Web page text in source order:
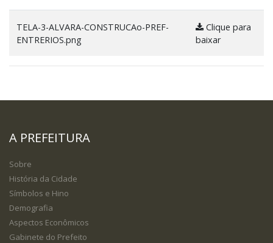
TELA-3-ALVARA-CONSTRUCAo-PREF-
ENTRERIOS.png
Clique para
baixar
A PREFEITURA
Sobre
História da Cidade
Símbolos e Hino
Demografia
Aspectos Econômicos
Gabinete do Prefeito